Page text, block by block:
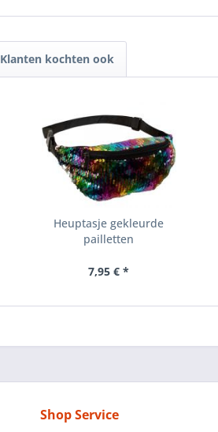
Klanten kochten ook
Heuptasje gekleurde
pailletten
7,95 € *
Shop Service